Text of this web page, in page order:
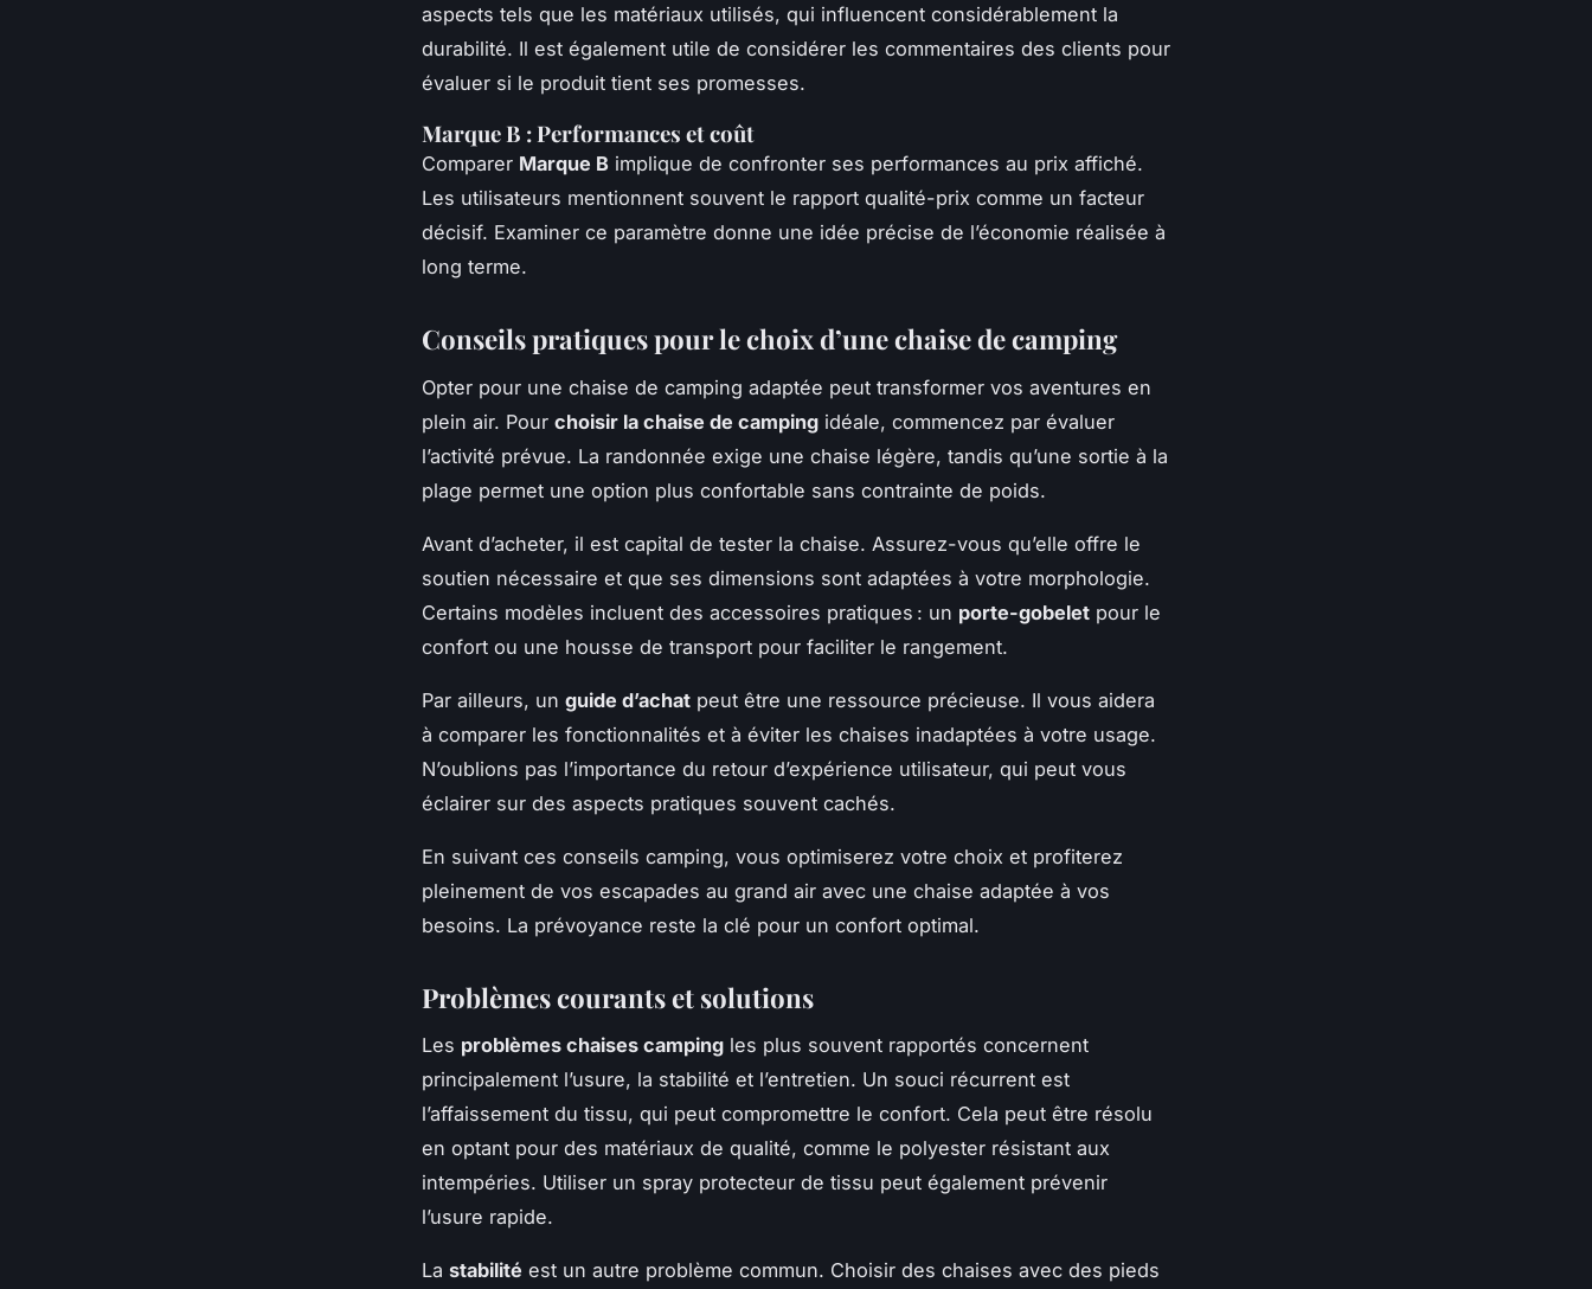
aspects tels que les matériaux utilisés, qui influencent considérablement la
durabilité. Il est également utile de considérer les commentaires des clients pour
évaluer si le produit tient ses promesses.
Marque B : Performances et coût
Comparer Marque B implique de confronter ses performances au prix affiché.
Les utilisateurs mentionnent souvent le rapport qualité-prix comme un facteur
décisif. Examiner ce paramètre donne une idée précise de l’économie réalisée à
long terme.
Conseils pratiques pour le choix d’une chaise de camping
Opter pour une chaise de camping adaptée peut transformer vos aventures en
plein air. Pour choisir la chaise de camping idéale, commencez par évaluer
l’activité prévue. La randonnée exige une chaise légère, tandis qu’une sortie à la
plage permet une option plus confortable sans contrainte de poids.
Avant d’acheter, il est capital de tester la chaise. Assurez-vous qu’elle offre le
soutien nécessaire et que ses dimensions sont adaptées à votre morphologie.
Certains modèles incluent des accessoires pratiques : un porte-gobelet pour le
confort ou une housse de transport pour faciliter le rangement.
Par ailleurs, un guide d’achat peut être une ressource précieuse. Il vous aidera
à comparer les fonctionnalités et à éviter les chaises inadaptées à votre usage.
N’oublions pas l’importance du retour d’expérience utilisateur, qui peut vous
éclairer sur des aspects pratiques souvent cachés.
En suivant ces conseils camping, vous optimiserez votre choix et profiterez
pleinement de vos escapades au grand air avec une chaise adaptée à vos
besoins. La prévoyance reste la clé pour un confort optimal.
Problèmes courants et solutions
Les problèmes chaises camping les plus souvent rapportés concernent
principalement l’usure, la stabilité et l’entretien. Un souci récurrent est
l’affaissement du tissu, qui peut compromettre le confort. Cela peut être résolu
en optant pour des matériaux de qualité, comme le polyester résistant aux
intempéries. Utiliser un spray protecteur de tissu peut également prévenir
l’usure rapide.
La stabilité est un autre problème commun. Choisir des chaises avec des pieds